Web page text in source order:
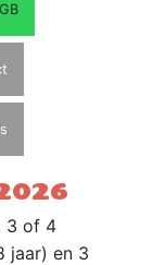
3 of 4
jaar) en 3